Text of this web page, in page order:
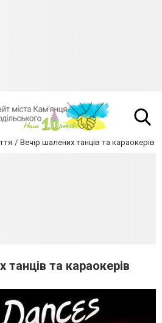
Вечір шалених танців та караокерів
танців та караокерів